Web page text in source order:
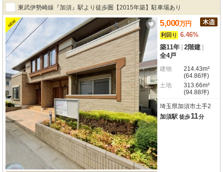
東武伊勢崎線『加須』駅より徒歩圏【2015年築】駐車場あり
NEW 5,000万円
利回り
6.46%
築11年 2階建
全4戸
建物
214.43m²
(64.86坪)
土地
313.66m²
(94.88坪)
埼玉県加須市土手2
加須駅 徒歩11分